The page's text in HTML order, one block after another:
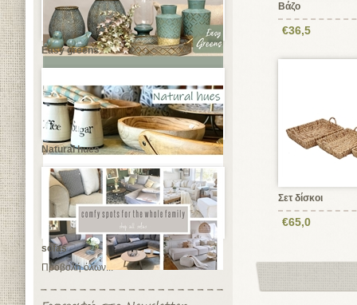
Easy greens
Natural hues
sofas
Προβολή όλων...
Βάζο
€36,5
Σετ δίσκοι
€65,0